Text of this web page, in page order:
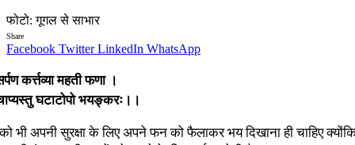
फोटो: गूगल से साभार
Share
Facebook Twitter LinkedIn WhatsApp
कर्त्तव्या महती फणा ।
घटाटोपो भयङ्करः।।
को भी अपनी सुरक्षा के लिए अपने फन को फैलाकर भय दिखाना ही चाहिए